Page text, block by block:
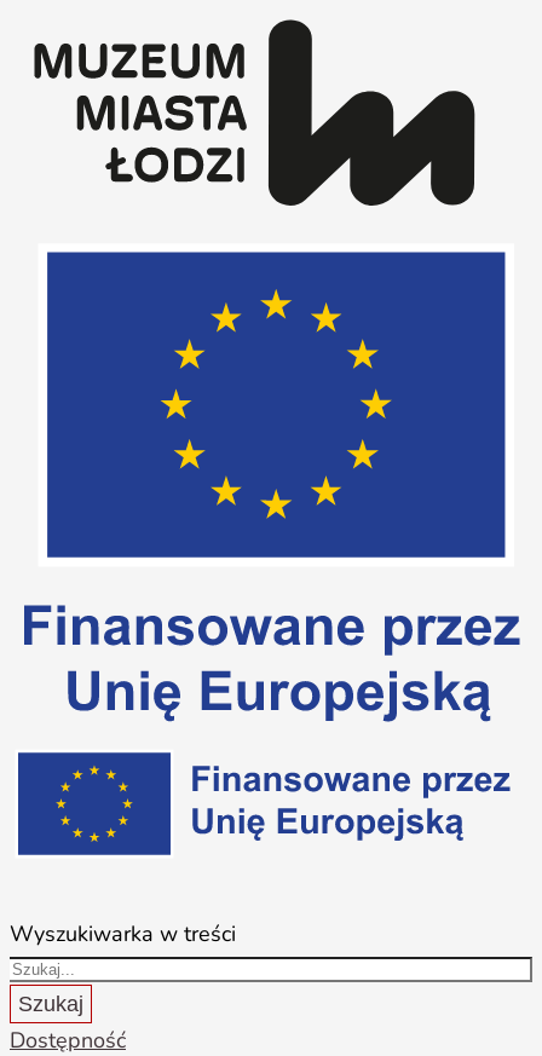
Wyszukiwarka w treści
Szukaj
Dostępność